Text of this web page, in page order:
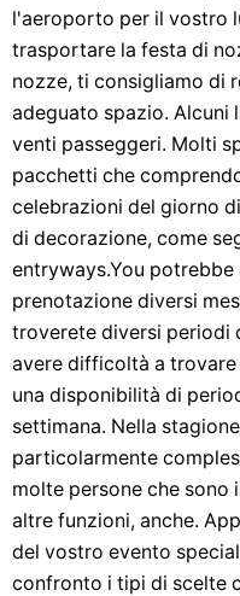
l'aeroporto per il vostro
trasportare la festa di
nozze, ti consigliamo di
adeguato spazio. Alcuni
venti passeggeri. Molti
pacchetti che
celebrazioni del giorno
di decorazione, come
entryways.You
prenotazione diversi
troverete diversi periodi
avere difficoltà a trovare
una disponibilità di
settimana. Nella
particolarmente
molte persone che sono
altre funzioni, anche.
del vostro evento
confronto i tipi di scelte